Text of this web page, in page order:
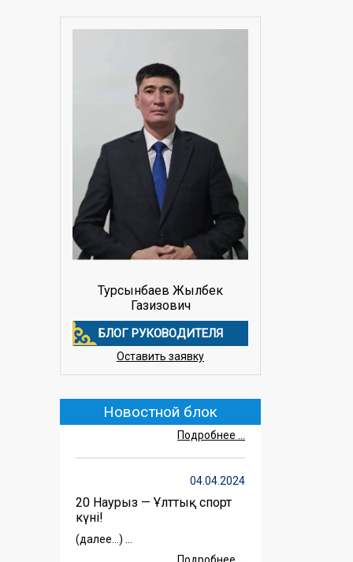
Турсынбаев Жылбек
Газизович
БЛОГ РУКОВОДИТЕЛЯ
Оставить заявку
Новостной блок
20.05.2025
(далее…) ...
Подробнее ...
20 Наурыз — Ұлттық спорт
күні!